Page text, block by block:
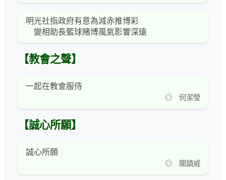
明光社指政府有意為減赤推博彩
變相助長籃球賭博風氣影響深遠
【教會之聲】
一起在教會服侍
◎ 何潔瑩
【誠心所願】
誠心所願
◎ 關鎮威